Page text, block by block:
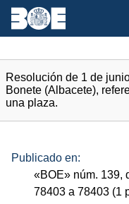
Resolución de 1 de
Bonete (Albacete),
una plaza.
Publicado en:
«BOE» núm. 139,
78403 a 78403 (1